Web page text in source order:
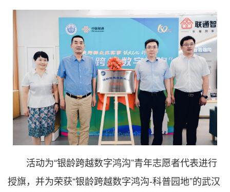
活动为“银龄跨越数字鸿沟”青年志愿者代表进行
授旗，并为荣获“银龄跨越数字鸿沟-科普园地”的武汉